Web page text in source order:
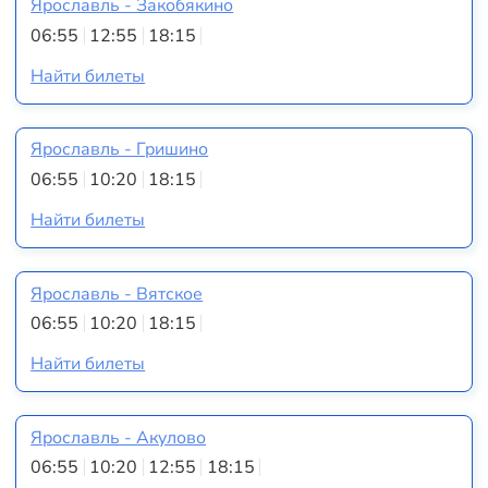
Ярославль - Закобякино
06:55 12:55 18:15
Найти билеты
Ярославль - Гришино
06:55 10:20 18:15
Найти билеты
Ярославль - Вятское
06:55 10:20 18:15
Найти билеты
Ярославль - Акулово
06:55 10:20 12:55 18:15